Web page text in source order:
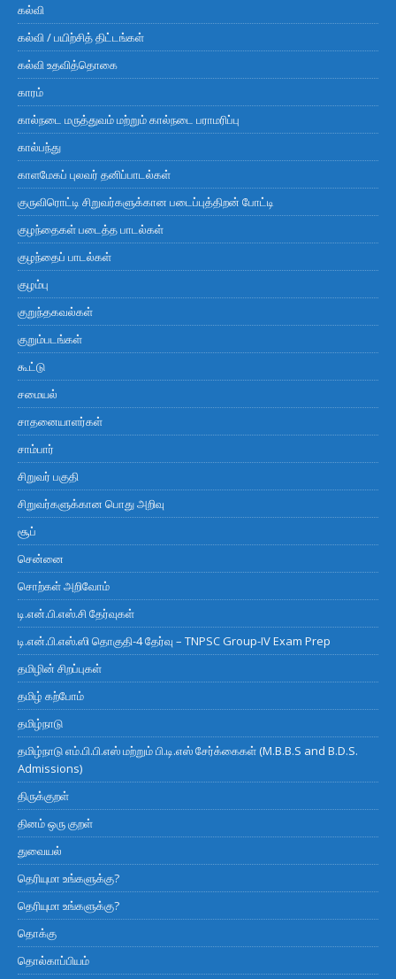
கல்வி
கல்வி / பயிற்சித் திட்டங்கள்
கல்வி உதவித்தொகை
காரம்
கால்நடை மருத்துவம் மற்றும் கால்நடை பராமரிப்பு
கால்பந்து
காளமேகப் புலவர் தனிப்பாடல்கள்
குருவிரொட்டி சிறுவர்களுக்கான படைப்புத்திறன் போட்டி
குழந்தைகள் படைத்த பாடல்கள்
குழந்தைப் பாடல்கள்
குழம்பு
குறுந்தகவல்கள்
குறும்படங்கள்
கூட்டு
சமையல்
சாதனையாளர்கள்
சாம்பார்
சிறுவர் பகுதி
சிறுவர்களுக்கான பொது அறிவு
சூப்
சென்னை
சொற்கள் அறிவோம்
டி.என்.பி.எஸ்.சி தேர்வுகள்
டி.என்.பி.எஸ்.ஸி தொகுதி-4 தேர்வு – TNPSC Group-IV Exam Prep
தமிழின் சிறப்புகள்
தமிழ் கற்போம்
தமிழ்நாடு
தமிழ்நாடு எம்.பி.பி.எஸ் மற்றும் பி.டி.எஸ் சேர்க்கைகள் (M.B.B.S and B.D.S.
Admissions)
திருக்குறள்
தினம் ஒரு குறள்
துவையல்
தெரியுமா உங்களுக்கு?
தெரியுமா உங்களுக்கு?
தொக்கு
தொல்காப்பியம்